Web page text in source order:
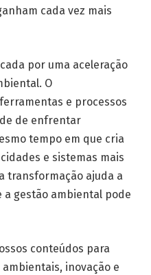
cada vez mais
por uma aceleração
O
e processos
de enfrentar
tempo em que cria
e sistemas mais
transformação ajuda a
gestão ambiental pode
conteúdos para
inovação e